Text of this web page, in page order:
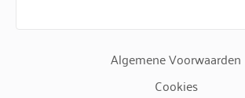
Algemene Voorwaarden
Cookies